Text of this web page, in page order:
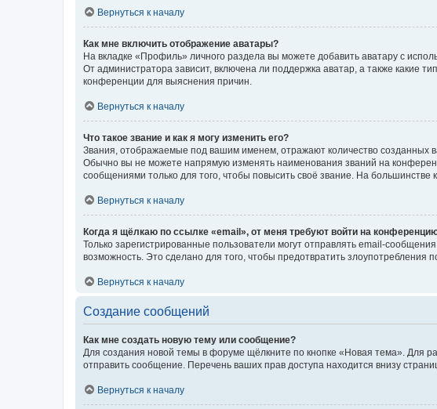
Вернуться к началу
Как мне включить отображение аватары?
На вкладке «Профиль» личного раздела вы можете добавить аватару с
От администратора зависит, включена ли поддержка аватар, а также какие
конференции для выяснения причин.
Вернуться к началу
Что такое звание и как я могу изменить его?
Звания, отображаемые под вашим именем, отражают количество
Обычно вы не можете напрямую изменять наименования званий на
сообщениями только для того, чтобы повысить своё звание. На
Вернуться к началу
Когда я щёлкаю по ссылке «email», от меня требуют войти на
Только зарегистрированные пользователи могут отправлять email-
возможность. Это сделано для того, чтобы предотвратить злоупотребления
Вернуться к началу
Создание сообщений
Как мне создать новую тему или сообщение?
Для создания новой темы в форуме щёлкните по кнопке «Новая тема». Для
отправить сообщение. Перечень ваших прав доступа находится внизу
Вернуться к началу